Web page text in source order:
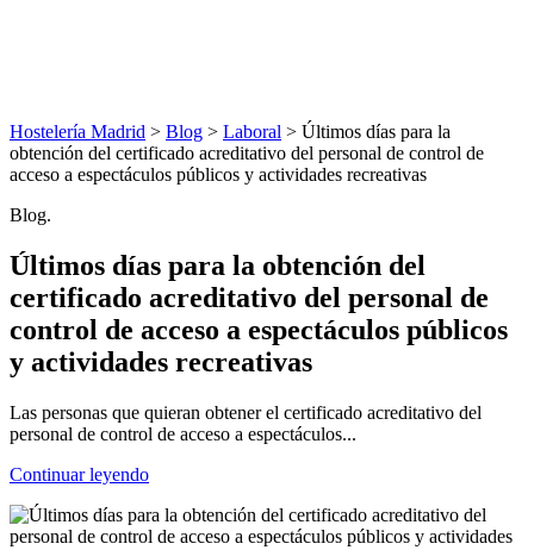
Hostelería Madrid > Blog > Laboral > Últimos días para la
obtención del certificado acreditativo del personal de control de
acceso a espectáculos públicos y actividades recreativas
Blog.
Últimos días para la obtención del
certificado acreditativo del personal de
control de acceso a espectáculos públicos
y actividades recreativas
Las personas que quieran obtener el certificado acreditativo del
personal de control de acceso a espectáculos...
Continuar leyendo